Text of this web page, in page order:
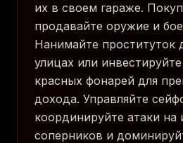
их в своем гараже.
продавайте оружие и
Нанимайте проституток
улицах или
красных фонарей для
дохода. Управляйте
координируйте атаки на
соперников и